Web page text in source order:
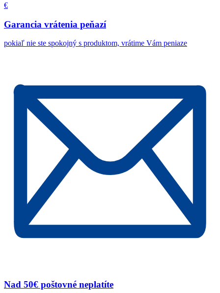
€
Garancia vrátenia peňazí
pokiaľ nie ste spokojný s produktom, vrátime Vám peniaze
Nad 50€ poštovné neplatíte